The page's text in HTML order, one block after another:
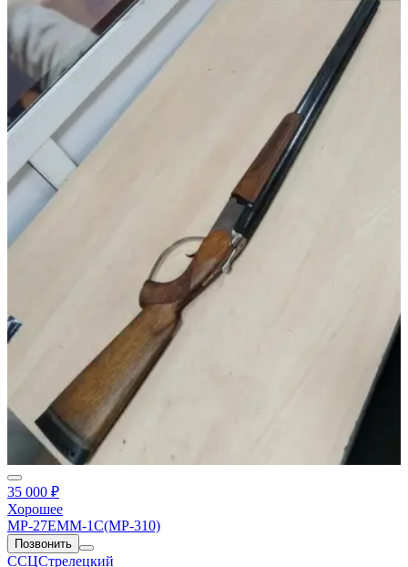
35 000 ₽
Хорошее
МР-27ЕММ-1С(МР-310)
Позвонить
ССЦСтрелецкий